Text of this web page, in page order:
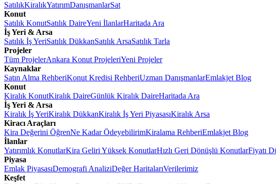
SatılıkKiralıkYatırımDanışmanlarSat
Konut
Satılık KonutSatılık DaireYeni İlanlarHaritada Ara
İş Yeri & Arsa
Satılık İş YeriSatılık DükkanSatılık ArsaSatılık Tarla
Projeler
Tüm ProjelerAnkara Konut ProjeleriYeni Projeler
Kaynaklar
Satın Alma RehberiKonut Kredisi RehberiUzman DanışmanlarEmlakjet Blog
Konut
Kiralık KonutKiralık DaireGünlük Kiralık DaireHaritada Ara
İş Yeri & Arsa
Kiralık İş YeriKiralık DükkanKiralık İş Yeri PiyasasıKiralık Arsa
Kiracı Araçları
Kira Değerini ÖğrenNe Kadar ÖdeyebilirimKiralama RehberiEmlakjet Blog
İlanlar
Yatırımlık KonutlarKira Geliri Yüksek KonutlarHızlı Geri Dönüşlü KonutlarFiyatı
Piyasa
Emlak PiyasasıDemografi AnaliziDeğer HaritalarıVerilerimiz
Keşfet